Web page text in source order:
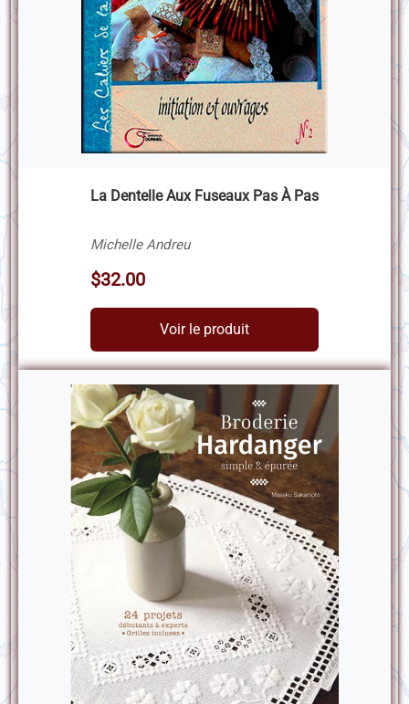
La Dentelle Aux Fuseaux Pas À Pas
Michelle Andreu
$32.00
Voir le produit